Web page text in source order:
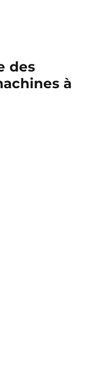
des
à